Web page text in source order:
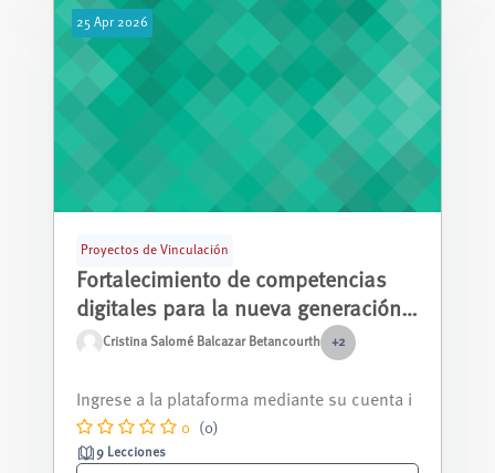
25 Apr 2026
Proyectos de Vinculación
Fortalecimiento de competencias
digitales para la nueva generación
de estudiantes de bachillerato en
unidades educativas fiscales de
Cuenca - Segundo Año
Cristina Salomé Balcazar Betancourth +2
óvenes que deseen desarrollar habi...
0 (0)
9 Lecciones